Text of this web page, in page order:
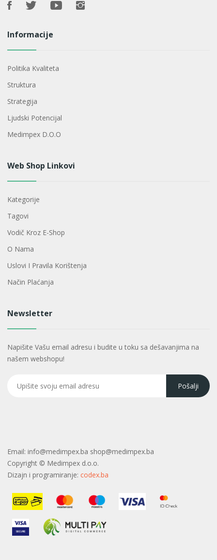
Informacije
Politika Kvaliteta
Struktura
Strategija
Ljudski Potencijal
Medimpex D.o.o
Web Shop Linkovi
Kategorije
Tagovi
Vodič Kroz E-Shop
O Nama
Uslovi I Pravila Korištenja
Način Plaćanja
Newsletter
Napišite Vašu email adresu i budite u toku sa dešavanjima na
našem webshopu!
Email: info@medimpex.ba shop@medimpex.ba
Copyright © Medimpex d.o.o.
Dizajn i programiranje: codex.ba